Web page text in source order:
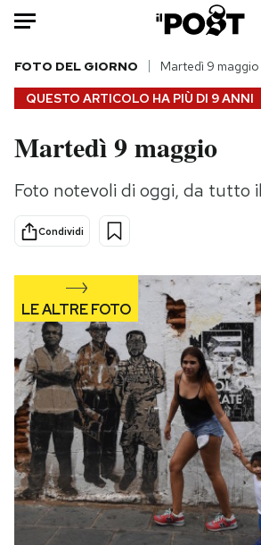
Auto
HOME
Italia
Politica
Tecnologia
Scienza
Cultura
Economia
Sport
Media
PODCAST
NEWSLETTER
QUESTO ARTICOLO HA PIÙ DI 9 ANNI
FOTO DEL GIORNO Martedì 9 maggio
Martedì 9 maggio
Foto notevoli di oggi, da tutto
Condividi